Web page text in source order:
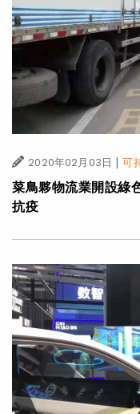
2020年02月03日 | 可
菜鳥夥物流業開設綠
抗疫